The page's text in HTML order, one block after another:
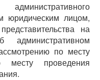
юридическим лицом,
на
по месту
проведения